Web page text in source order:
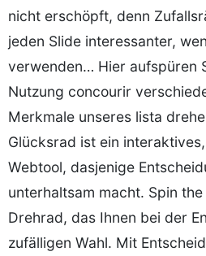
nicht erschöpft, denn
jeden Slide interessanter,
verwenden… Hier aufspüren
Nutzung concourir
Merkmale unseres lista
Glücksrad ist ein
Webtool, dasjenige
unterhaltsam macht. Spin
Drehrad, das Ihnen bei der
zufälligen Wahl. Mit